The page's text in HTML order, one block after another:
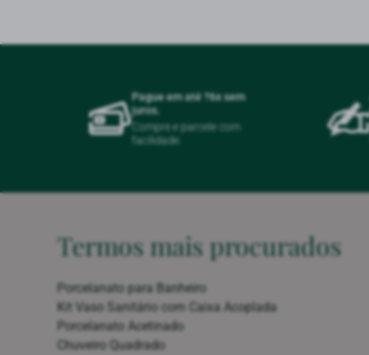
Pague em até ?6x sem
juros.
Compre e parcele com
facilidade.
Termos mais procurados
Porcelanato para Banheiro
Kit Vaso Sanitário com Caixa Acoplada
Porcelanato Acetinado
Chuveiro Quadrado